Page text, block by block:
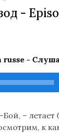
-
russe -
Бой, – летает
к